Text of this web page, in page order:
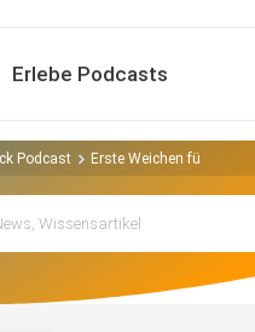
Erlebe Podcasts
Podcast Erste Weichen für